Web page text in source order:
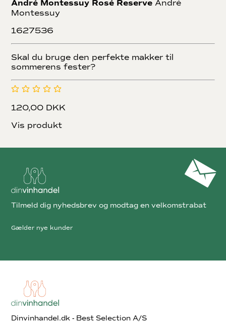
André Montessuy Rosé Reserve André
Montessuy
1627536
Skal du bruge den perfekte makker til
sommerens fester?
120,00 DKK
Vis produkt
Dinvinhandel.dk - Best Selection A/S
Tilmeld dig nyhedsbrev og modtag en velkomstrabat
Gælder nye kunder